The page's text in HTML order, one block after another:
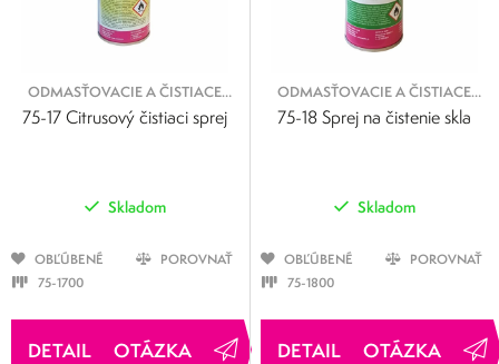
ODMASŤOVACIE A ČISTIACE
SPREJE
75-17 Citrusový čistiaci sprej
Skladom
OBĽÚBENÉ
POROVNAŤ
75-1700
OTÁZKA
ODMASŤOVACIE A ČISTIACE
SPREJE
75-18 Sprej na čistenie skla
Skladom
OBĽÚBENÉ
POROVNAŤ
75-1800
OTÁZKA